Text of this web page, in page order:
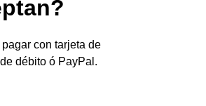
con tarjeta de
débito ó PayPal.